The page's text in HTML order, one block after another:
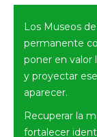
Los Museos
permanente
poner en valor
y proyectar
aparecer.
Recuperar la
fortalecer